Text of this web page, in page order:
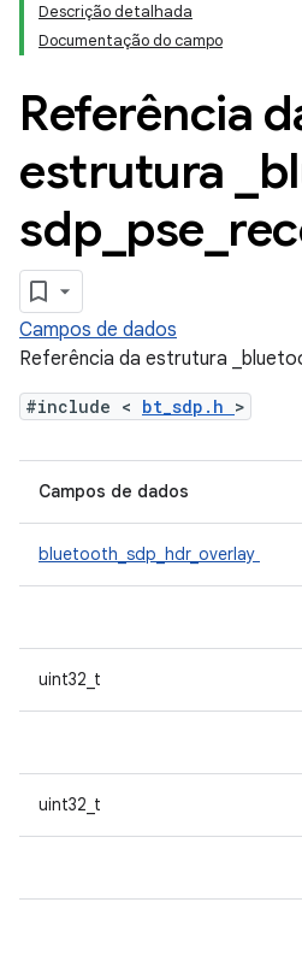
Descrição detalhada
Documentação do campo
Referência
estrutura
sdp pse
Campos de dados
Referência da estrutura
#include < bt_sdp.h >
Campos de dados
bluetooth_sdp_hdr_overlay
uint32_t
uint32_t